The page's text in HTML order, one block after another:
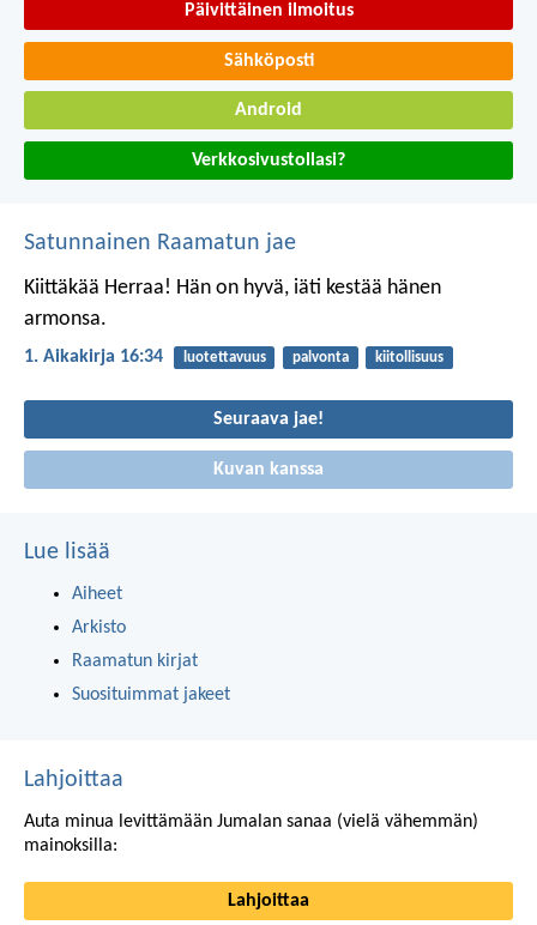
Päivittäinen ilmoitus
Sähköposti
Android
Verkkosivustollasi?
Satunnainen Raamatun jae
Kiittäkää Herraa! Hän on hyvä, iäti kestää hänen
armonsa.
1. Aikakirja 16:34 luotettavuus palvonta kiitollisuus
Seuraava jae!
Kuvan kanssa
Lue lisää
Aiheet
Arkisto
Raamatun kirjat
Suosituimmat jakeet
Lahjoittaa
Auta minua levittämään Jumalan sanaa (vielä vähemmän)
mainoksilla:
Lahjoittaa